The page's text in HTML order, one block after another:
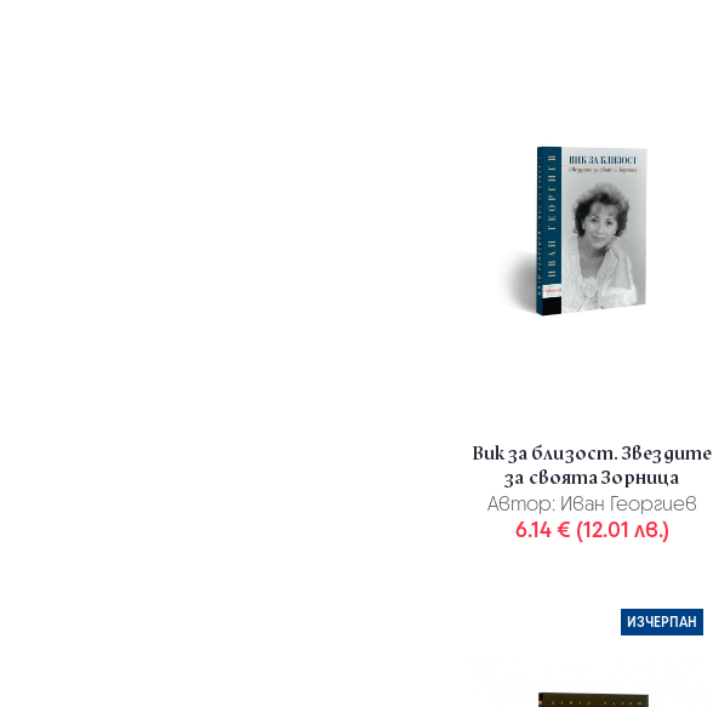
Вик за близост. Звездите
за своята Зорница
Автор: Иван Георгиев
6.14 € (12.01 лв.)
ИЗЧЕРПАН